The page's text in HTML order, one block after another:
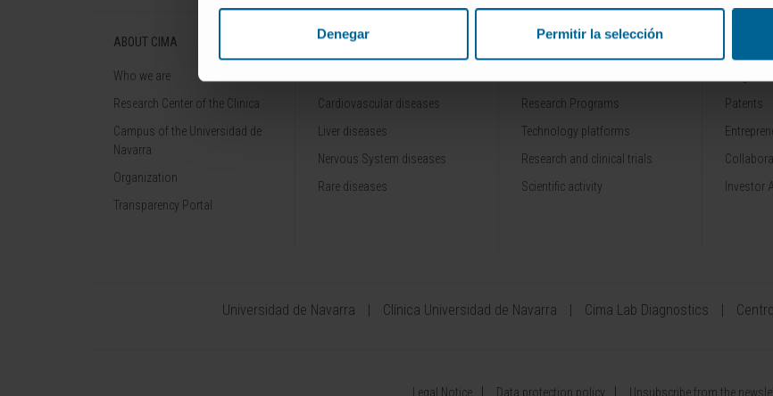
Denegar Permitir la selección
ABOUT CIMA
Who we are
Research Center of the Clinica
Campus of the Universidad de
Navarra
Organization
Transparency Portal
DISEASES
Cardiovascular diseases
Liver diseases
Nervous System diseases
Rare diseases
RESEARCH
Research Programs
Technology platforms
Research and clinical trials
Scientific activity
Patents
Investor
Universidad de Navarra Clínica Universidad de Navarra Cima Lab Diagnostics
Legal Notice Data protection policy Unsubscribe from the